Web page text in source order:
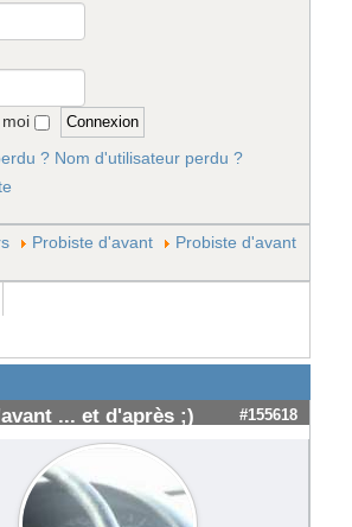
moi
? Nom d'utilisateur perdu ?
Probiste d'avant
Probiste d'avant
... et d'après ;) #155618